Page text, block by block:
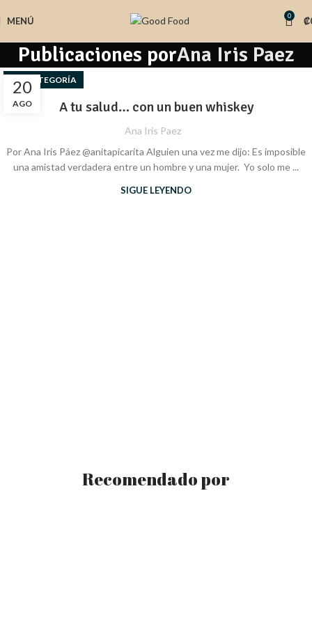
MENÚ 0 ₡
Publicaciones porAna Iris Paez
20
AGO
SIN CATEGORÍA
​​A tu salud… con un buen whiskey
Ana Iris Paez
Por Ana Iris Páez @anitapicarita Alguien una vez me dijo: Es imposible
una amistad verdadera entre un hombre y una mujer. Yo solo me ...
SIGUE LEYENDO
Recomendado por